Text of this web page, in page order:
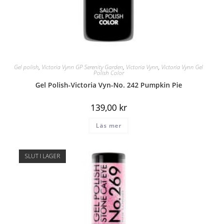
Gel polish, Victoria Vynn GP Serenity Garden, Victoria Vynn, Victoria Vynn Gel
Polish Color
Gel Polish-Victoria Vyn-No. 242 Pumpkin Pie
139,00 kr
Läs mer
SLUT I LAGER